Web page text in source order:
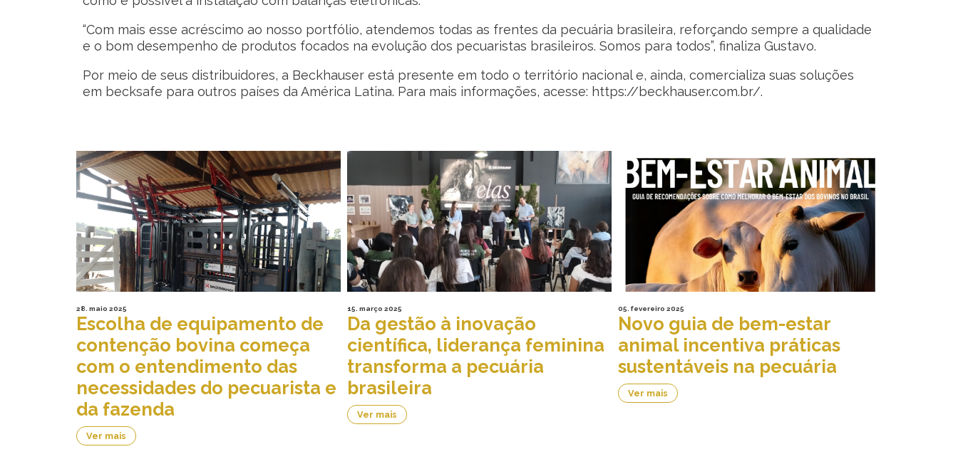
“Com mais esse acréscimo ao nosso portfólio, atendemos todas as frentes da pecuária brasileira, reforçando sempre a qualidade
e o bom desempenho de produtos focados na evolução dos pecuaristas brasileiros. Somos para todos”, finaliza Gustavo.
Por meio de seus distribuidores, a Beckhauser está presente em todo o território nacional e, ainda, comercializa suas soluções
em becksafe para outros países da América Latina. Para mais informações, acesse: https://beckhauser.com.br/.
28. maio 2025
Escolha de equipamento de
contenção bovina começa
com o entendimento das
necessidades do pecuarista e
da fazenda
Ver mais
15. março 2025
Da gestão à inovação
científica, liderança feminina
transforma a pecuária
brasileira
Ver mais
05. fevereiro 2025
Novo guia de bem-estar
animal incentiva práticas
sustentáveis na pecuária
Ver mais